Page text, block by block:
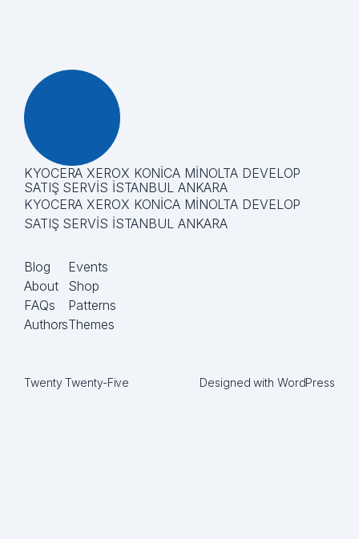
KYOCERA XEROX KONİCA MİNOLTA DEVELOP
SATIŞ SERVİS İSTANBUL ANKARA
KYOCERA XEROX KONİCA MİNOLTA DEVELOP
SATIŞ SERVİS İSTANBUL ANKARA
Blog
About
FAQs
Authors
Events
Shop
Patterns
Themes
Twenty Twenty-Five Designed with WordPress